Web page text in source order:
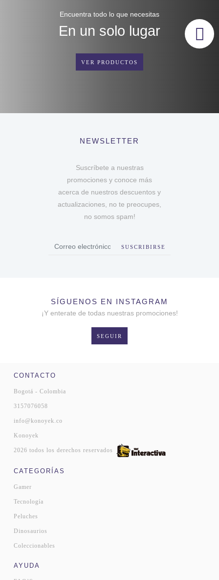
Encuentra todo lo que necesitas
En un solo lugar
VER PRODUCTOS
NEWSLETTER
Suscríbete a nuestras
promociones y conoce más
acerca de nuestros descuentos y
actualizaciones, no te preocupes,
no somos spam!
SUSCRIBIRSE
SÍGUENOS EN INSTAGRAM
¡Y enterate de todas nuestras promociones!
SEGUIR
CONTACTO
Bogotá - Colombia
3157076058
info@konoyek.co
Konoyek
2026 todos los derechos reservados
CATEGORÍAS
Gamer
Tecnología
Peluches
Dinosaurios
Coleccionables
AYUDA